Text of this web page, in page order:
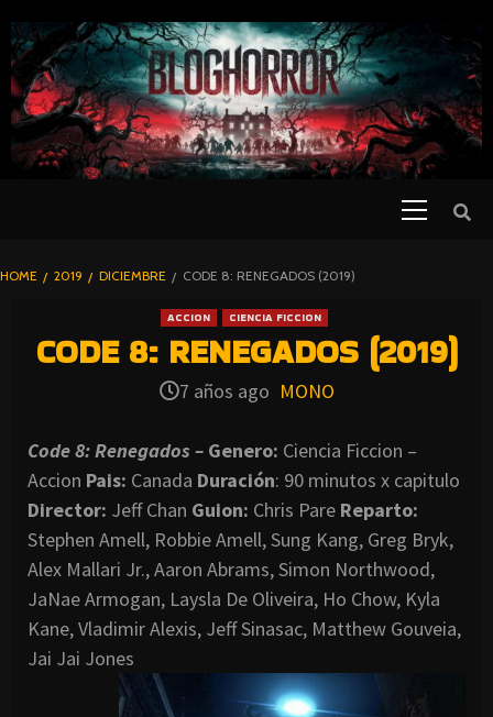
TO
CONTENT
BLOGHORROR
HOME 2019 DICIEMBRE CODE 8: RENEGADOS (2019)
ACCION CIENCIA FICCION
CODE 8: RENEGADOS (2019)
7 años ago MONO
Code 8: Renegados – Genero: Ciencia Ficcion –
Accion Pais: Canada Duración: 90 minutos x capitulo
Director: Jeff Chan Guion: Chris Pare Reparto:
Stephen Amell, Robbie Amell, Sung Kang, Greg Bryk,
Alex Mallari Jr., Aaron Abrams, Simon Northwood,
JaNae Armogan, Laysla De Oliveira, Ho Chow, Kyla
Kane, Vladimir Alexis, Jeff Sinasac, Matthew Gouveia,
Jai Jai Jones